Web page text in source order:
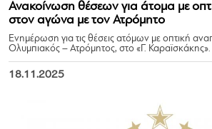
Ανακοίνωση θέσεων για άτομα με
στον αγώνα με τον Ατρόμητο
Ενημέρωση για τις θέσεις ατόμων με οπτική
Ολυμπιακός – Ατρόμητος, στο «Γ. Καραϊσκάκης».
18.11.2025